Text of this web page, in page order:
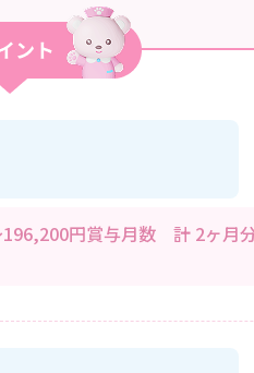
円賞与月数 計 2ヶ月